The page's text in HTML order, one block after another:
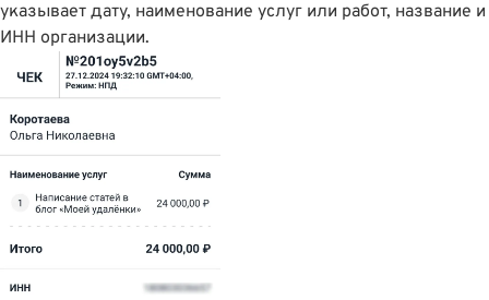
указывает дату, наименование услуг или работ, название и
ИНН организации.